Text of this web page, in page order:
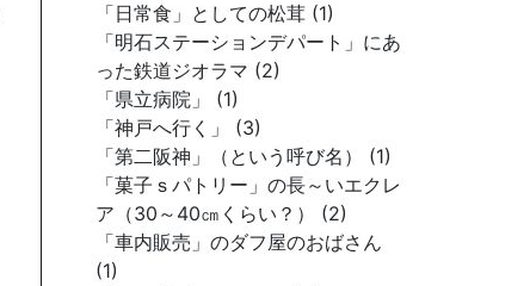
「日常食」としての松茸 (1)
「明石ステーションデパート」にあ
った鉄道ジオラマ (2)
「県立病院」 (1)
「神戸へ行く」 (3)
「第二阪神」（という呼び名） (1)
「菓子ｓパトリー」の長～いエクレ
ア（30～40㎝くらい？） (2)
「車内販売」のダフ屋のおばさん
(1)